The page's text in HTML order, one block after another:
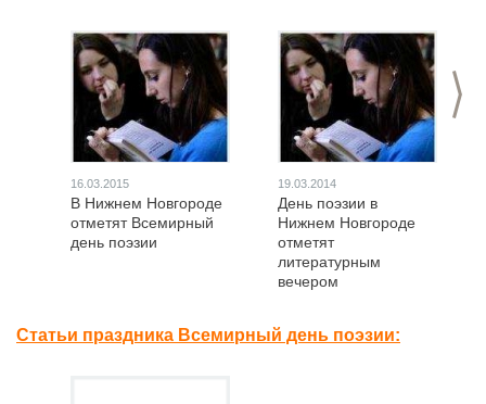
>
16.03.2015
В Нижнем Новгороде
отметят Всемирный
день поэзии
19.03.2014
День поэзии в
Нижнем Новгороде
отметят
литературным
вечером
Статьи праздника Всемирный день поэзии: